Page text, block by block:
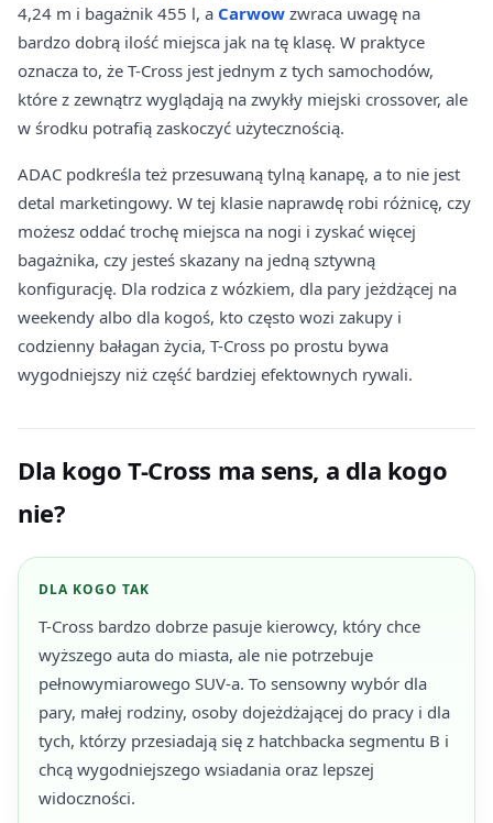
4,24 m i bagażnik 455 l, a Carwow zwraca uwagę na
bardzo dobrą ilość miejsca jak na tę klasę. W praktyce
oznacza to, że T-Cross jest jednym z tych samochodów,
które z zewnątrz wyglądają na zwykły miejski crossover, ale
w środku potrafią zaskoczyć użytecznością.
ADAC podkreśla też przesuwaną tylną kanapę, a to nie jest
detal marketingowy. W tej klasie naprawdę robi różnicę, czy
możesz oddać trochę miejsca na nogi i zyskać więcej
bagażnika, czy jesteś skazany na jedną sztywną
konfigurację. Dla rodzica z wózkiem, dla pary jeżdżącej na
weekendy albo dla kogoś, kto często wozi zakupy i
codzienny bałagan życia, T-Cross po prostu bywa
wygodniejszy niż część bardziej efektownych rywali.
Dla kogo T-Cross ma sens, a dla kogo
nie?
DLA KOGO TAK
T-Cross bardzo dobrze pasuje kierowcy, który chce
wyższego auta do miasta, ale nie potrzebuje
pełnowymiarowego SUV-a. To sensowny wybór dla
pary, małej rodziny, osoby dojeżdżającej do pracy i dla
tych, którzy przesiadają się z hatchbacka segmentu B i
chcą wygodniejszego wsiadania oraz lepszej
widoczności.